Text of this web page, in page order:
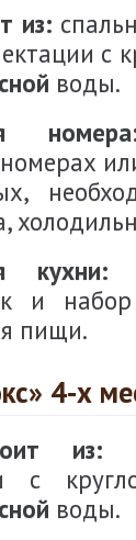
из:
с
воды.
кухни:
и
пищи.
4-х
из:
с
воды.